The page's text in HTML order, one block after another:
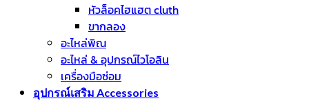
หัวล็อคไฮแฮต cluth
ขากลอง
อะไหล่พิณ
อะไหล่ & อุปกรณ์ไวโอลิน
เครื่องมือซ่อม
อุปกรณ์เสริม Accessories